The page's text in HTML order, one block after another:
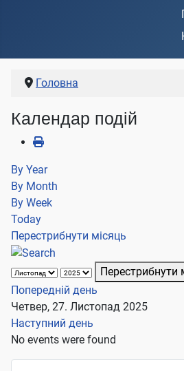
Головна
Календар подій
By Year
By Month
By Week
Today
Перестрибнути місяць
Перестрибнути
Попередній день
Четвер, 27. Листопад 2025
Наступний день
No events were found